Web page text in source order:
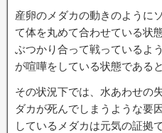
産卵のメダカの動きのように
て体を丸めて合わせている状
ぶつかり合って戦っているよ
が喧嘩をしている状態である
その状況下では、水あわせの
ダカが死んでしまうような要
しているメダカは元気の証拠